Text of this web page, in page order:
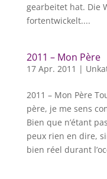
gearbeitet hat. Die
fortentwickelt....
2011 – Mon Père
17 Apr. 2011 |
2011 – Mon Père
père, je me sens
Bien que n’étant
peux rien en dire,
bien réel durant